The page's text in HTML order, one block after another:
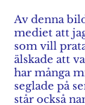
Av denna
mediet att
som vill
älskade att
har många
seglade på
står också